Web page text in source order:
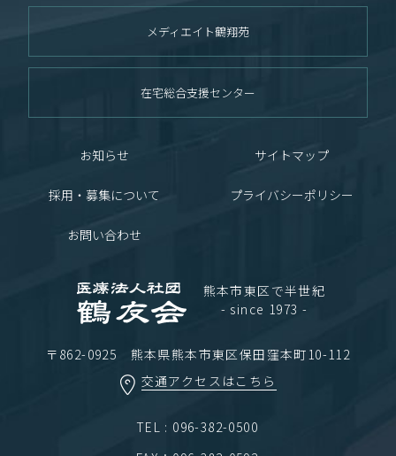
熊本市東区で半世紀
- since 1973 -
〒862-0925 熊本県熊本市東区保田窪本町10-112
交通アクセスはこちら
TEL : 096-382-0500
メディエイト鶴翔苑
在宅総合支援センター
お知らせ サイトマップ
採用・募集について プライバシーポリシー
お問い合わせ